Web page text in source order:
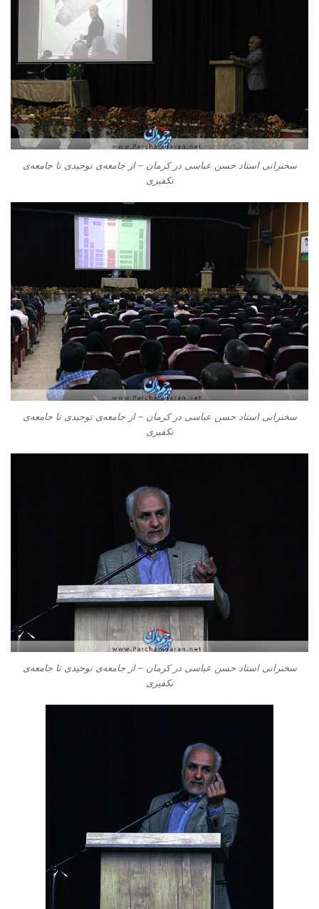
سخنرانی استاد حسن عباسی در کرمان – از جامعه‌ی توحیدی تا جامعه‌ی
تکفیری
سخنرانی استاد حسن عباسی در کرمان – از جامعه‌ی توحیدی تا جامعه‌ی
تکفیری
سخنرانی استاد حسن عباسی در کرمان – از جامعه‌ی توحیدی تا جامعه‌ی
تکفیری